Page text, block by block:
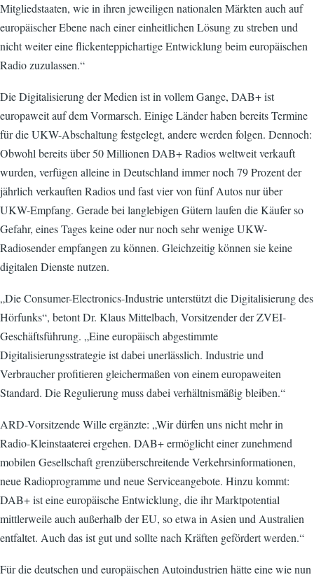
Mitgliedstaaten, wie in ihren jeweiligen nationalen Märkten auch auf
europäischer Ebene nach einer einheitlichen Lösung zu streben und
nicht weiter eine flickenteppichartige Entwicklung beim europäischen
Radio zuzulassen.“
Die Digitalisierung der Medien ist in vollem Gange, DAB+ ist
europaweit auf dem Vormarsch. Einige Länder haben bereits Termine
für die UKW-Abschaltung festgelegt, andere werden folgen. Dennoch:
Obwohl bereits über 50 Millionen DAB+ Radios weltweit verkauft
wurden, verfügen alleine in Deutschland immer noch 79 Prozent der
jährlich verkauften Radios und fast vier von fünf Autos nur über
UKW-Empfang. Gerade bei langlebigen Gütern laufen die Käufer so
Gefahr, eines Tages keine oder nur noch sehr wenige UKW-
Radiosender empfangen zu können. Gleichzeitig können sie keine
digitalen Dienste nutzen.
„Die Consumer-Electronics-Industrie unterstützt die Digitalisierung des
Hörfunks“, betont Dr. Klaus Mittelbach, Vorsitzender der ZVEI-
Geschäftsführung. „Eine europäisch abgestimmte
Digitalisierungsstrategie ist dabei unerlässlich. Industrie und
Verbraucher profitieren gleichermaßen von einem europaweiten
Standard. Die Regulierung muss dabei verhältnismäßig bleiben.“
ARD-Vorsitzende Wille ergänzte: „Wir dürfen uns nicht mehr in
Radio-Kleinstaaterei ergehen. DAB+ ermöglicht einer zunehmend
mobilen Gesellschaft grenzüberschreitende Verkehrsinformationen,
neue Radioprogramme und neue Serviceangebote. Hinzu kommt:
DAB+ ist eine europäische Entwicklung, die ihr Marktpotential
mittlerweile auch außerhalb der EU, so etwa in Asien und Australien
entfaltet. Auch das ist gut und sollte nach Kräften gefördert werden.“
Für die deutschen und europäischen Autoindustrien hätte eine wie nun